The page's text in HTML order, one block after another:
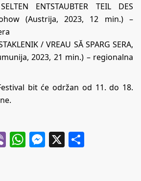
ENTSTAUBTER TEIL DES
(Austrija, 2023, 12 min.) –
/ VREAU SĂ SPARG SERA,
2023, 21 min.) – regionalna
bit će održan od 11. do 18.
ViberWhatsApp
Messenger
X